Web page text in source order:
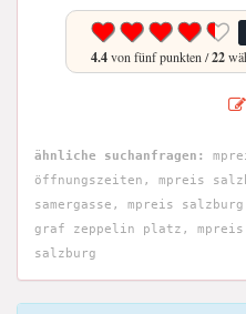
4.4von fünf punkten /22
ähnliche suchanfragen:
öffnungszeiten, mpreis
samergasse, mpreis
graf zeppelin platz,
salzburg